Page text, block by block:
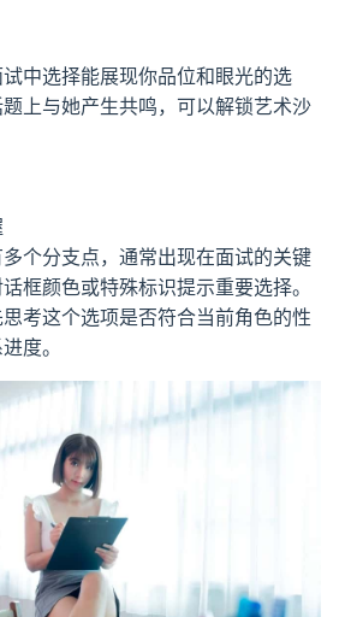
中选择能展现你品位和眼光的选
上与她产生共鸣，可以解锁艺术沙
个分支点，通常出现在面试的关键
框颜色或特殊标识提示重要选择。
考这个选项是否符合当前角色的性
度。